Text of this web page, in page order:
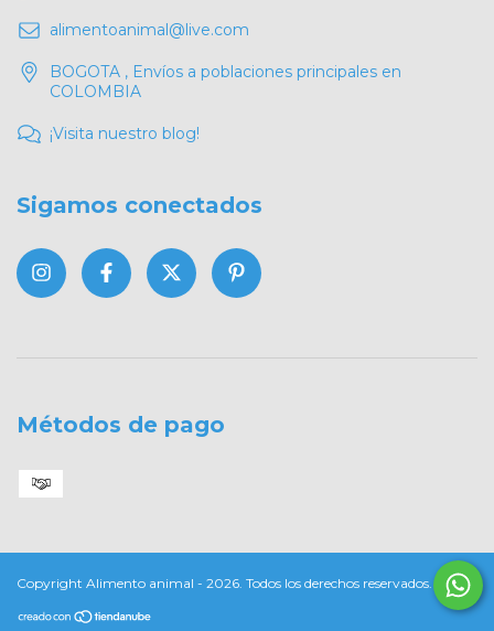
alimentoanimal@live.com
BOGOTA , Envíos a poblaciones principales en
COLOMBIA
¡Visita nuestro blog!
Sigamos conectados
Métodos de pago
Copyright Alimento animal - 2026. Todos los derechos reservados.